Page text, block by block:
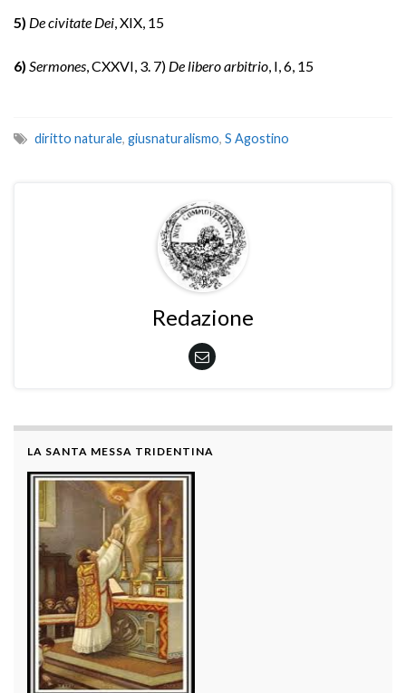
5) De civitate Dei , XIX, 15
6) Sermones , CXXVI, 3. 7) De libero arbitrio , I, 6, 15
diritto naturale, giusnaturalismo, S Agostino
Redazione
LA SANTA MESSA TRIDENTINA